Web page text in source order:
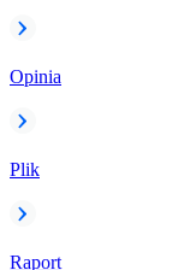
Opinia
Plik
Raport